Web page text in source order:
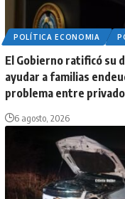
POLÍTICA ECONOMIA
El Gobierno ratificó su
ayudar a familias
problema entre
6 agosto, 2026